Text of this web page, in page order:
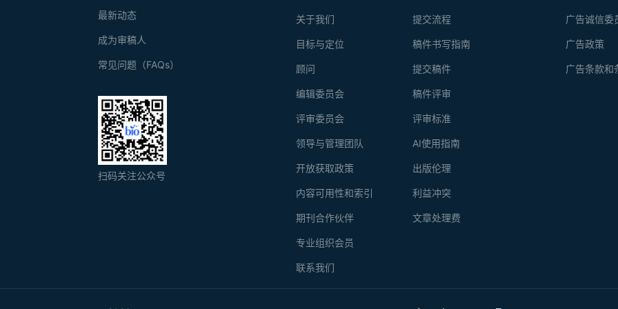
广告诚信委
广告政策
广告条款和
提交流程
稿件书写指南
提交稿件
稿件评审
评审标准
AI使用指南
出版伦理
利益冲突
文章处理费
关于我们
目标与定位
顾问
编辑委员会
评审委员会
领导与管理团队
开放获取政策
内容可用性和索引
期刊合作伙伴
专业组织会员
联系我们
最新动态
成为审稿人
常见问题（FAQs）
扫码关注公众号